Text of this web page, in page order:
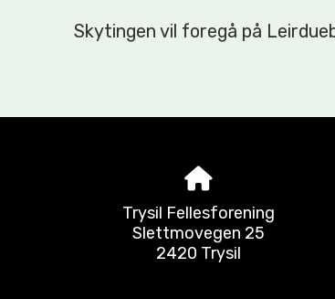
Skytingen vil foregå på
Trysil Fellesforening
Slettmovegen 25
2420 Trysil